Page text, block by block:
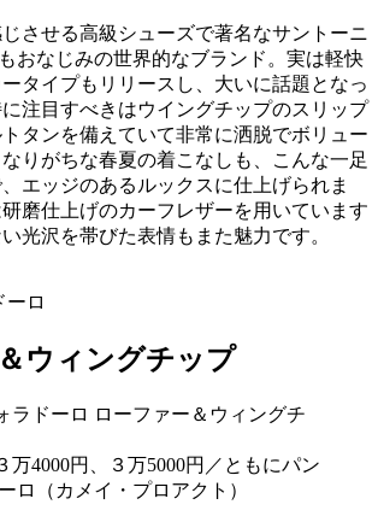
させる高級シューズで著名なサントーニ
おなじみの世界的なブランド。実は軽快
タイプもリリースし、大いに話題となっ
注目すべきはウイングチップのスリップ
タンを備えていて非常に洒脱でボリュー
りがちな春夏の着こなしも、こんな一足
エッジのあるルックスに仕上げられま
磨仕上げのカーフレザーを用いています
光沢を帯びた表情もまた魅力です。
ロ
ウィングチップ
万4000円、３万5000円／ともにパン
ロ（カメイ・プロアクト）